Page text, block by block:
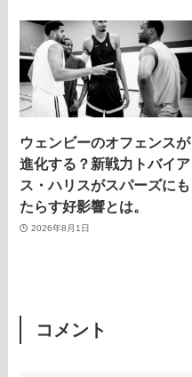
ウェンビーのオフェンスが
進化する？新戦力トバイア
ス・ハリスがスパーズにも
たらす好影響とは。
2026年8月1日
コメント